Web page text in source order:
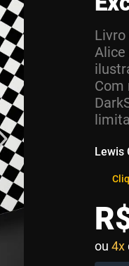
Alice
Com
Lewis
ou 4x